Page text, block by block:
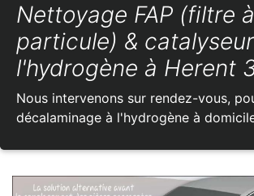
Nettoyage FAP (filtre à
particule) &
l'hydrogène à Herent
Nous intervenons sur rendez-vous,
décalaminage à l'hydrogène à